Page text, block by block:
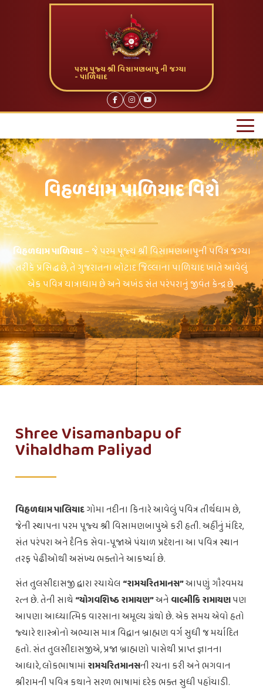
પરમ પૂજ્ય શ્રી વિસામણબાપુ ની જગ્યા
- પાળિયાદ
વિહળધામ પાળિયાદ વિશે
વિહળધામ પાળિયાદ– જે પરમ પૂજ્ય શ્રી વિસામણબાપુની પવિત્ર જગ્યા
તરીકે પ્રસિદ્ધ છે, તે ગુજરાતના બોટાદ જિલ્લાના પાળિયાદ ખાતે આવેલું
એક પવિત્ર યાત્રાધામ છે અને અખંડ સંત પરંપરાનું જીવંત કેન્દ્ર છે.
Shree Visamanbapu of
Vihaldham Paliyad
વિહળધામ પાલિયાદગોમા નદીના કિનારે આવેલું પવિત્ર તીર્થધામ છે,
જેની સ્થાપના પરમ પૂજ્ય શ્રી વિસામણબાપુએ કરી હતી. અહીંનું મંદિર,
સંત પરંપરા અને દૈનિક સેવા-પૂજાએ પંચાળ પ્રદેશના આ પવિત્ર સ્થાન
તરફ પેઢીઓથી અસંખ્ય ભક્તોને આકર્ષ્યા છે.
સંત તુલસીદાસજી દ્વારા રચાયેલ “રામચરિતમાનસ”આપણું ગૌરવમય
રત્ન છે. તેની સાથે “યોગવશિષ્ઠ રામાયણ”અને વાલ્મીકિ રામાયણપણ
આપણા આધ્યાત્મિક વારસાના અમૂલ્ય ગ્રંથો છે. એક સમય એવો હતો
જ્યારે શાસ્ત્રોનો અભ્યાસ માત્ર વિદ્વાન બ્રાહ્મણ વર્ગ સુધી જ મર્યાદિત
હતો. સંત તુલસીદાસજીએ, પ્રજા બ્રાહ્મણો પાસેથી પ્રાપ્ત જ્ઞાનના
આધારે, લોકભાષામાં રામચરિતમાનસની રચના કરી અને ભગવાન
શ્રીરામની પવિત્ર કથાને સરળ ભાષામાં દરેક ભક્ત સુધી પહોંચાડી.